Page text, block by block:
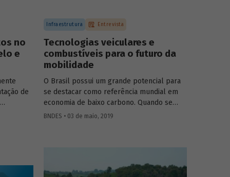
no
e
de
Infraestrutura Entrevista
Tecnologias veiculares e
combustíveis para o futuro da
mobilidade
O Brasil possui um grande potencial para
se destacar como referência mundial em
economia de baixo carbono. Quando se
considera toda a matriz energética
atividades relacionadas ao setor de
BNDES • 03 de maio, 2019